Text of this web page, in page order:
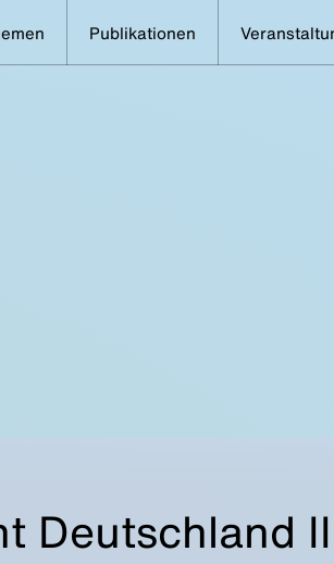
Publikationen
Deutschland